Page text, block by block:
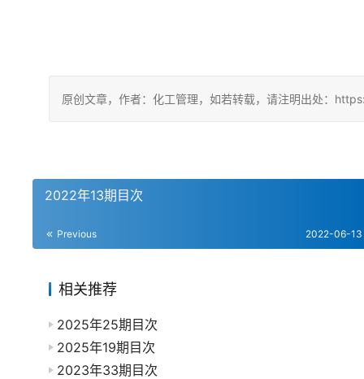
原创文章，作者：化工管理，如若转载，请注明出处：
2022年13期目次
Previous 2022-06-13
相关推荐
2025年25期目次
2025年19期目次
2023年33期目次